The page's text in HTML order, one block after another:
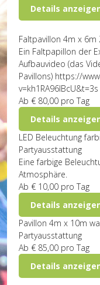
Details
Faltpavillon 4m x 6m
Ein Faltpapillon der
Aufbauvideo (das
Pavillons) https://
v=kh1RA96IBcU&t=3s
Ab € 80,00 pro Tag
Details
LED Beleuchtung
Partyausstattung
Eine farbige
Atmosphäre.
Ab € 10,00 pro Tag
Details
Pavillon 4m x 10m
Partyausstattung
Ab € 85,00 pro Tag
Details